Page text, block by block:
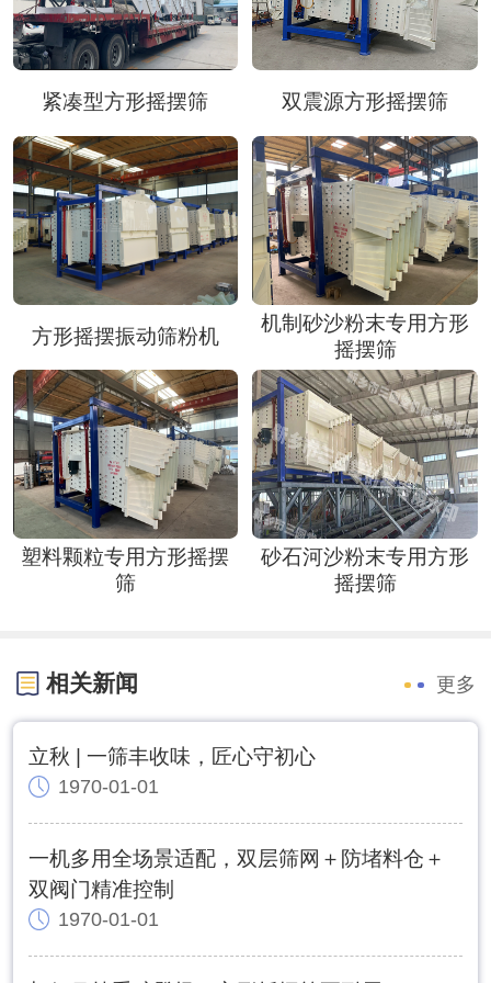
紧凑型方形摇摆筛 双震源方形摇摆筛
方形摇摆振动筛粉机
机制砂沙粉末专用方形
摇摆筛
塑料颗粒专用方形摇摆
筛
砂石河沙粉末专用方形
摇摆筛
相关新闻 更多
立秋 | 一筛丰收味，匠心守初心
1970-01-01
一机多用全场景适配，双层筛网＋防堵料仓＋
双阀门精准控制
1970-01-01